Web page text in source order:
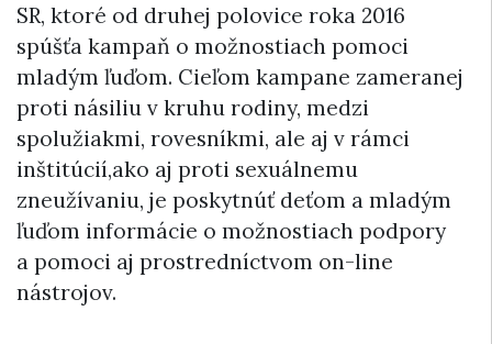
SR, ktoré od druhej polovice roka 2016
spúšťa kampaň o možnostiach pomoci
mladým ľuďom. Cieľom kampane zameranej
proti násiliu v kruhu rodiny, medzi
spolužiakmi, rovesníkmi, ale aj v rámci
inštitúcií,ako aj proti sexuálnemu
zneužívaniu, je poskytnúť deťom a mladým
ľuďom informácie o možnostiach podpory
a pomoci aj prostredníctvom on-line
nástrojov.